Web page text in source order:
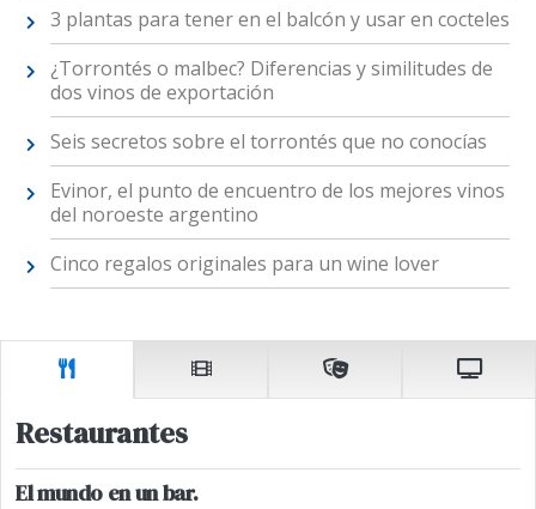
3 plantas para tener en el balcón y usar en cocteles
¿Torrontés o malbec? Diferencias y similitudes de
dos vinos de exportación
Seis secretos sobre el torrontés que no conocías
Evinor, el punto de encuentro de los mejores vinos
del noroeste argentino
Cinco regalos originales para un wine lover
Restaurantes
El mundo en un bar.